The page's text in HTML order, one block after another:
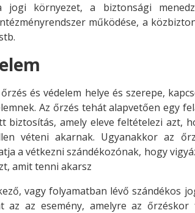
jogi környezet, a biztonsági
működése, a
és védelem helye és szerepe,
Az őrzés tehát alapvetően egy
biztosítás, amely eleve feltételezi azt,
véteni akarnak. Ugyanakkor az
a vétkezni szándékozónak, hogy
amit tenni akarsz
vagy folyamatban lévő szándékos
az az esemény, amelyre az